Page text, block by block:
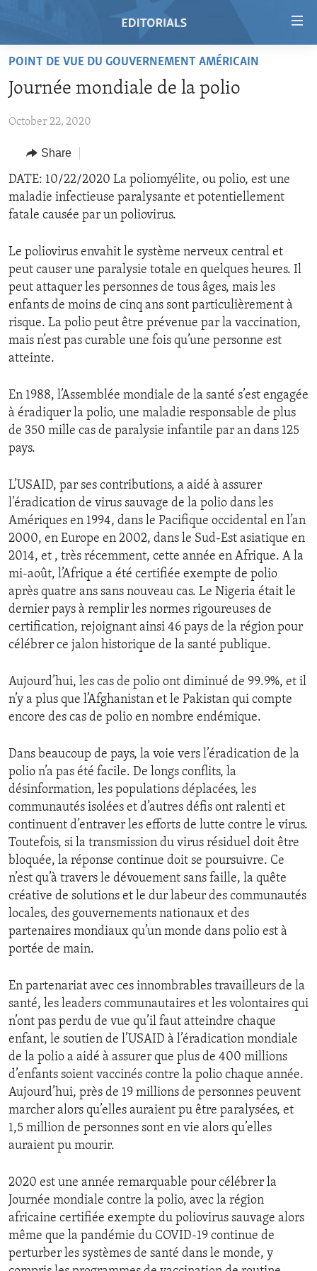
Skip
main
Skip
Navigation
Skip
to
RADIO
REGIONS
AFRICA
AMERICAS
EUROPE
MIDDLE EAST
TOPICS
HUMAN RIGHTS
AID AND DEVELOPMENT
DEMOCRACY AND GOVERNANCE
ECONOMY AND TRADE
ENVIRONMENT AND HEALTH
IDEALS AND INSTITUTIONS
ARCHIVE
FOLLOW US
POINT DE VUE DU GOUVERNEMENT AMÉRICAIN
Journée mondiale de la polio
October 22, 2020
Share
DATE: 10/22/2020 La poliomyélite, ou polio, est une
maladie infectieuse paralysante et potentiellement
fatale causée par un poliovirus.
Le poliovirus envahit le système nerveux central et
peut causer une paralysie totale en quelques heures. Il
peut attaquer les personnes de tous âges, mais les
enfants de moins de cinq ans sont particulièrement à
risque. La polio peut être prévenue par la vaccination,
mais n’est pas curable une fois qu’une personne est
atteinte.
En 1988, l’Assemblée mondiale de la santé s’est engagée
à éradiquer la polio, une maladie responsable de plus
de 350 mille cas de paralysie infantile par an dans 125
pays.
L’USAID, par ses contributions, a aidé à assurer
l’éradication de virus sauvage de la polio dans les
Amériques en 1994, dans le Pacifique occidental en l’an
2000, en Europe en 2002, dans le Sud-Est asiatique en
2014, et , très récemment, cette année en Afrique. A la
mi-août, l’Afrique a été certifiée exempte de polio
après quatre ans sans nouveau cas. Le Nigeria était le
dernier pays à remplir les normes rigoureuses de
certification, rejoignant ainsi 46 pays de la région pour
célébrer ce jalon historique de la santé publique.
Aujourd’hui, les cas de polio ont diminué de 99.9%, et il
n’y a plus que l’Afghanistan et le Pakistan qui compte
encore des cas de polio en nombre endémique.
Dans beaucoup de pays, la voie vers l’éradication de la
polio n’a pas été facile. De longs conflits, la
désinformation, les populations déplacées, les
communautés isolées et d’autres défis ont ralenti et
continuent d’entraver les efforts de lutte contre le virus.
Toutefois, si la transmission du virus résiduel doit être
bloquée, la réponse continue doit se poursuivre. Ce
n’est qu’à travers le dévouement sans faille, la quête
créative de solutions et le dur labeur des communautés
locales, des gouvernements nationaux et des
partenaires mondiaux qu’un monde dans polio est à
portée de main.
En partenariat avec ces innombrables travailleurs de la
santé, les leaders communautaires et les volontaires qui
n’ont pas perdu de vue qu’il faut atteindre chaque
enfant, le soutien de l’USAID à l’éradication mondiale
de la polio a aidé à assurer que plus de 400 millions
d’enfants soient vaccinés contre la polio chaque année.
Aujourd’hui, près de 19 millions de personnes peuvent
marcher alors qu’elles auraient pu être paralysées, et
1,5 million de personnes sont en vie alors qu’elles
auraient pu mourir.
2020 est une année remarquable pour célébrer la
Journée mondiale contre la polio, avec la région
africaine certifiée exempte du poliovirus sauvage alors
même que la pandémie du COVID-19 continue de
perturber les systèmes de santé dans le monde, y